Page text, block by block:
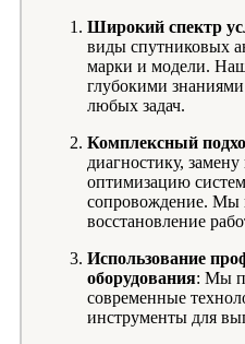
Широкий спектр
виды спутниковых
марки и модели.
глубокими
любых задач.
Комплексный
диагностику,
оптимизацию
сопровождение. Мы
восстановление
Использование
оборудования: Мы
современные
инструменты для